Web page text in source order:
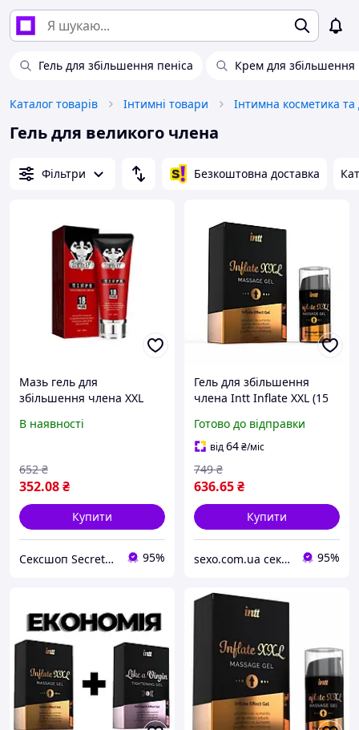
Гель для збільшення пеніса Крем для збільшення
Каталог товарів Інтимні товари Інтимна косметика та
Гель для великого члена
Фільтри Безкоштовна доставка
Мазь гель для
збільшення члена XXL
В наявності
352.08₴
652 ₴
Купити
Сексшоп Secrettoys 95%
Гель для збільшення
члена Intt Inflate XXL (15
BRASIL
Готово до відправки
від64₴/міс
636.65₴
749 ₴
Купити
sexo.com.ua секс-шоп інтернет-магазин 95%